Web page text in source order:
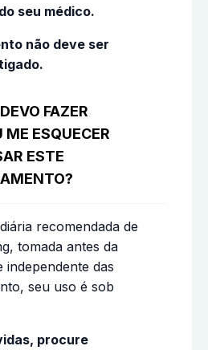
seu médico.
não deve ser
FAZER
ME ESQUECER
ESTE
recomendada de
tomada antes da
independente das
seu uso é sob
procure